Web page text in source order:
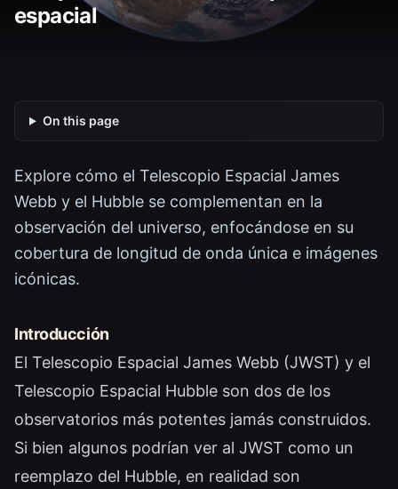
espacial
On this page
Explore cómo el Telescopio Espacial James
Webb y el Hubble se complementan en la
observación del universo, enfocándose en su
cobertura de longitud de onda única e imágenes
icónicas.
Introducción
El Telescopio Espacial James Webb (JWST) y el
Telescopio Espacial Hubble son dos de los
observatorios más potentes jamás construidos.
Si bien algunos podrían ver al JWST como un
reemplazo del Hubble, en realidad son